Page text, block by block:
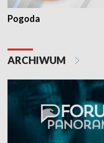
Pogoda
ARCHIWUM